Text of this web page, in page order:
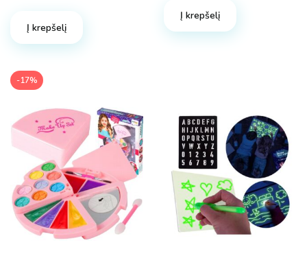
MalPlay
Technok
Plotis
22 cm. 3 cm. 4 cm. 5 cm. 7 cm. 40 cm
Į krepšelį
Į krepšelį
-17%